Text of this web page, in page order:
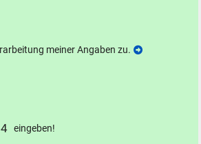
meiner Angaben zu.
4 eingeben!